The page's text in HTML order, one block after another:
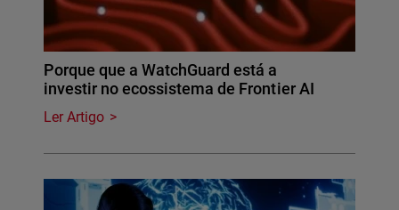
Porque que a WatchGuard está a
investir no ecossistema de Frontier AI
Ler Artigo